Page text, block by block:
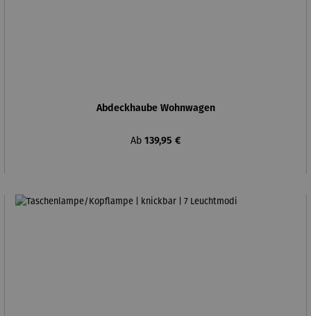
Abdeckhaube Wohnwagen
Regulärer Preis:
Ab 139,95 €